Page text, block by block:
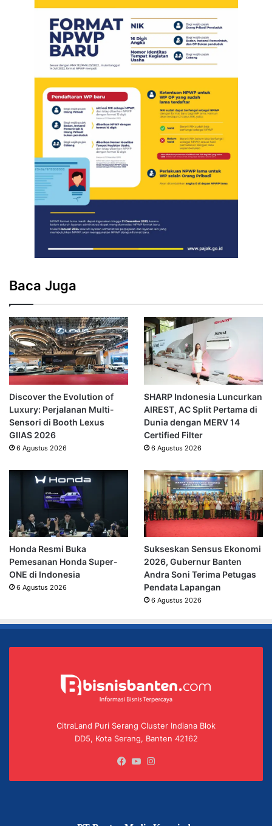
Baca Juga
Discover the Evolution of
Luxury: Perjalanan Multi-
Sensori di Booth Lexus
GIIAS 2026
6 Agustus 2026
SHARP Indonesia Luncurkan
AIREST, AC Split Pertama di
Dunia dengan MERV 14
Certified Filter
6 Agustus 2026
Honda Resmi Buka
Pemesanan Honda Super-
ONE di Indonesia
6 Agustus 2026
Sukseskan Sensus Ekonomi
2026, Gubernur Banten
Andra Soni Terima Petugas
Pendata Lapangan
6 Agustus 2026
CitraLand Puri Serang Cluster Indiana Blok
DD5, Kota Serang, Banten 42162
Facebook
YouTube